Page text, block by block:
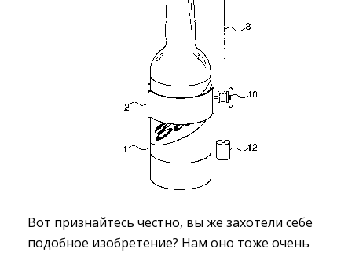
Вот признайтесь честно, вы же захотели себе
подобное изобретение? Нам оно тоже очень